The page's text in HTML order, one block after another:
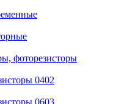
фоторезисторы
0402
0603